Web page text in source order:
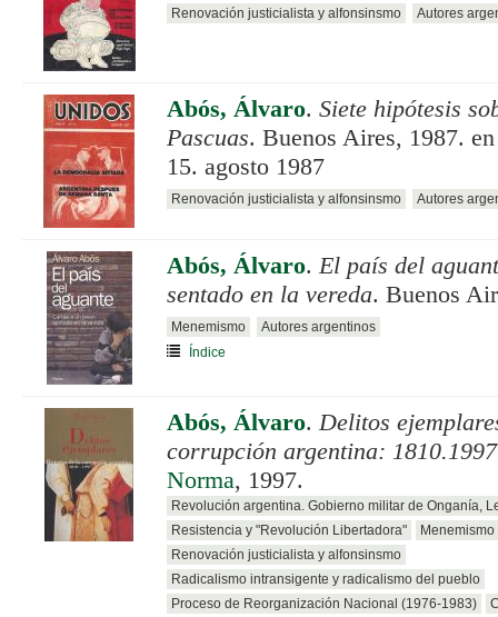
Renovación justicialista y alfonsinsmo Autores
Abós, Álvaro. Siete hipótesis
Pascuas. Buenos Aires, 1987.
15. agosto 1987
Renovación justicialista y alfonsinsmo Autores
Abós, Álvaro.El país del
sentado en la vereda. Buenos
Menemismo
Autores argentinos
Índice
Abós, Álvaro.Delitos
corrupción argentina: 1810.1997
Norma, 1997.
Revolución argentina. Gobierno militar de Onganía,
Resistencia y "Revolución Libertadora"
Menemismo
Renovación justicialista y alfonsinsmo
Radicalismo intransigente y radicalismo del pueblo
Proceso de Reorganización Nacional (1976-1983)